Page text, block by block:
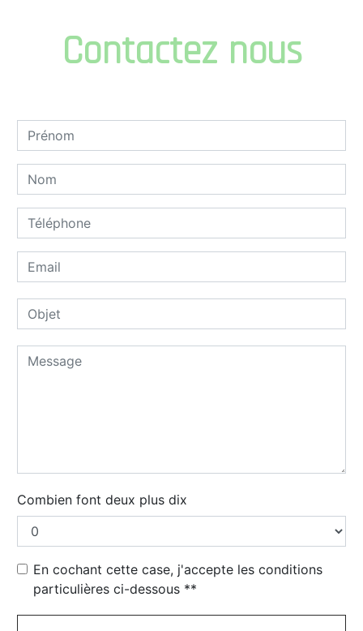
Contactez nous
Combien font deux plus dix
En cochant cette case, j'accepte les conditions
particulières ci-dessous **